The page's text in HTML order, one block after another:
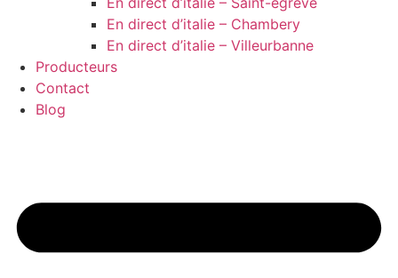
En direct d’italie – Chambery
En direct d’italie – Villeurbanne
Producteurs
Contact
Blog